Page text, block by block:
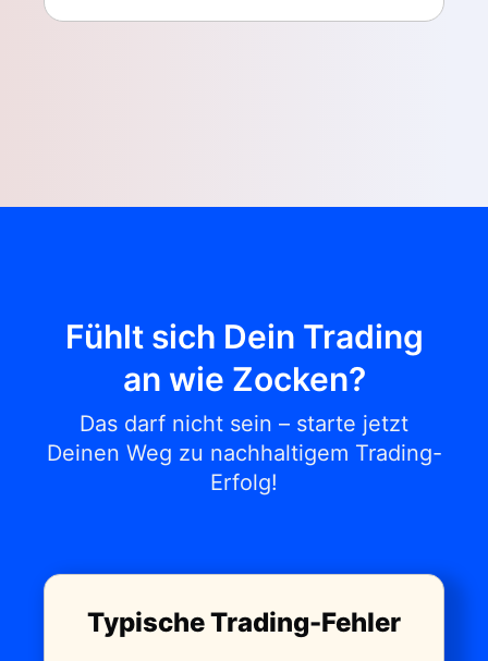
Fühlt sich Dein Trading
an wie Zocken?
Das darf nicht sein – starte jetzt
Deinen Weg zu nachhaltigem Trading-
Erfolg!
Typische Trading-Fehler